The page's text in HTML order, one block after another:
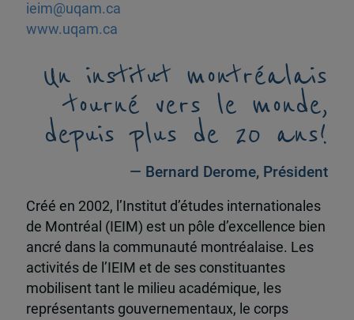
ieim@uqam.ca
www.uqam.ca
Un institut montréalais
tourné vers le monde,
depuis plus de 20 ans!
— Bernard Derome, Président
Créé en 2002, l’Institut d’études internationales
de Montréal (IEIM) est un pôle d’excellence bien
ancré dans la communauté montréalaise. Les
activités de l’IEIM et de ses constituantes
mobilisent tant le milieu académique, les
représentants gouvernementaux, le corps